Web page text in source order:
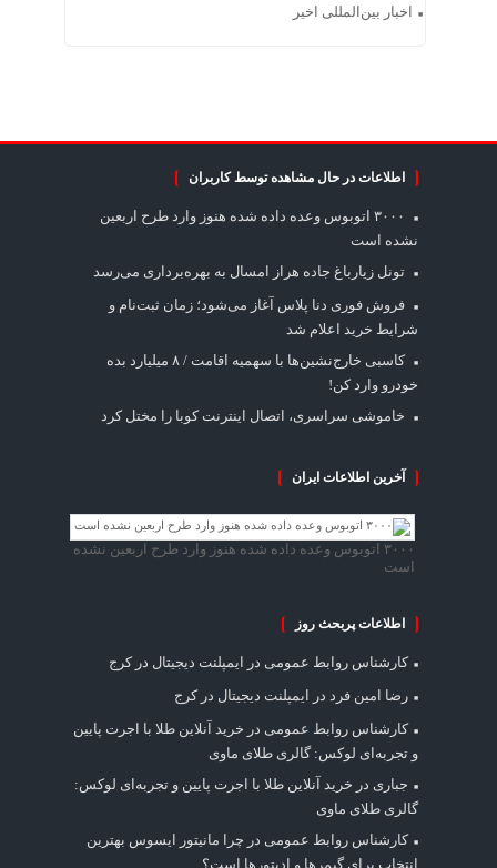
اخبار بین‌المللی اخیر
اطلاعات در حال مشاهده توسط کاربران
۳۰۰۰ اتوبوس وعده داده شده هنوز وارد طرح اربعین
نشده است
تونل زیارباغ جاده هراز امسال به بهره‌برداری می‌رسد
فروش فوری دنا پلاس آغاز می‌شود؛ زمان ثبت‌نام و
شرایط خرید اعلام شد
کاسبی خارج‌نشین‌ها با سهمیه اقامت / ۸ میلیارد بده
خودرو وارد کن!
خاموشی سراسری، اتصال اینترنت کوبا را مختل کرد
آخرین اطلاعات ایران
۳۰۰۰ اتوبوس وعده داده شده هنوز وارد طرح اربعین نشده
است
اطلاعات پربحث روز
کارشناس روابط عمومی در
ایمپلنت دیجیتال در کرج
رضا امین فرد در
ایمپلنت دیجیتال در کرج
کارشناس روابط عمومی در خرید آنلاین طلا با اجرت پایین
و تجربه‌ای لوکس: گالری طلای ماوی
جباری در خرید آنلاین طلا با اجرت پایین و تجربه‌ای لوکس:
گالری طلای ماوی
کارشناس روابط عمومی در چرا مانیتور ایسوس بهترین
انتخاب برای گیمرها و ادیتورها است؟